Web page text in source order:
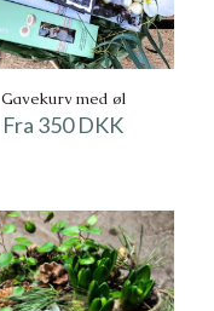
Gavekurv med øl
Fra 350 DKK